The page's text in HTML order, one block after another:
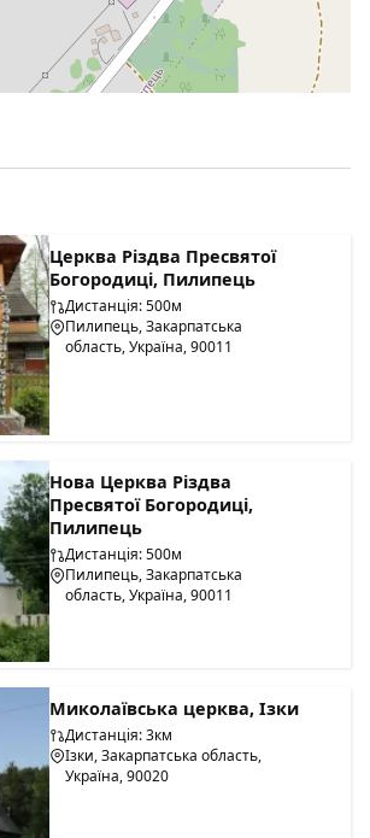
Церква Різдва Пресвятої
Богородиці, Пилипець
Дистанція: 500м
Пилипець, Закарпатська
область, Україна, 90011
Нова Церква Різдва
Пресвятої Богородиці,
Пилипець
Дистанція: 500м
Пилипець, Закарпатська
область, Україна, 90011
Миколаївська церква, Ізки
Дистанція: 3км
Ізки, Закарпатська область,
Україна, 90020